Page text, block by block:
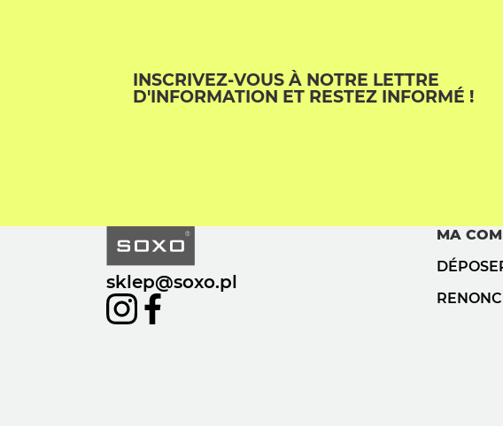
INSCRIVEZ-VOUS À NOTRE LETTRE
D'INFORMATION ET RESTEZ INFORMÉ !
sklep@soxo.pl
MA